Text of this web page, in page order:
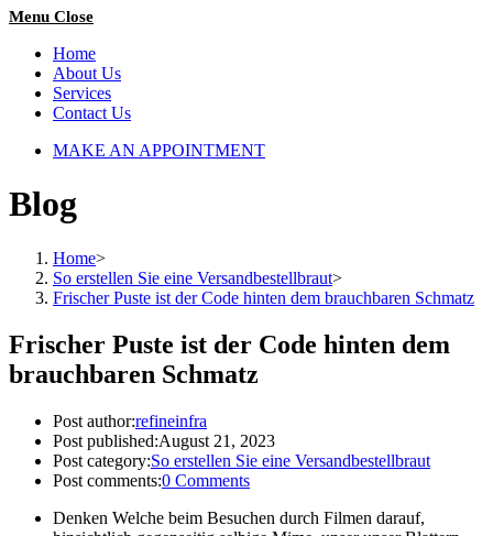
Menu Close
Home
About Us
Services
Contact Us
MAKE AN APPOINTMENT
Blog
Home>
So erstellen Sie eine Versandbestellbraut>
Frischer Puste ist der Code hinten dem brauchbaren Schmatz
Frischer Puste ist der Code hinten dem
brauchbaren Schmatz
Post author:refineinfra
Post published:August 21, 2023
Post category:So erstellen Sie eine Versandbestellbraut
Post comments:0 Comments
Denken Welche beim Besuchen durch Filmen darauf,